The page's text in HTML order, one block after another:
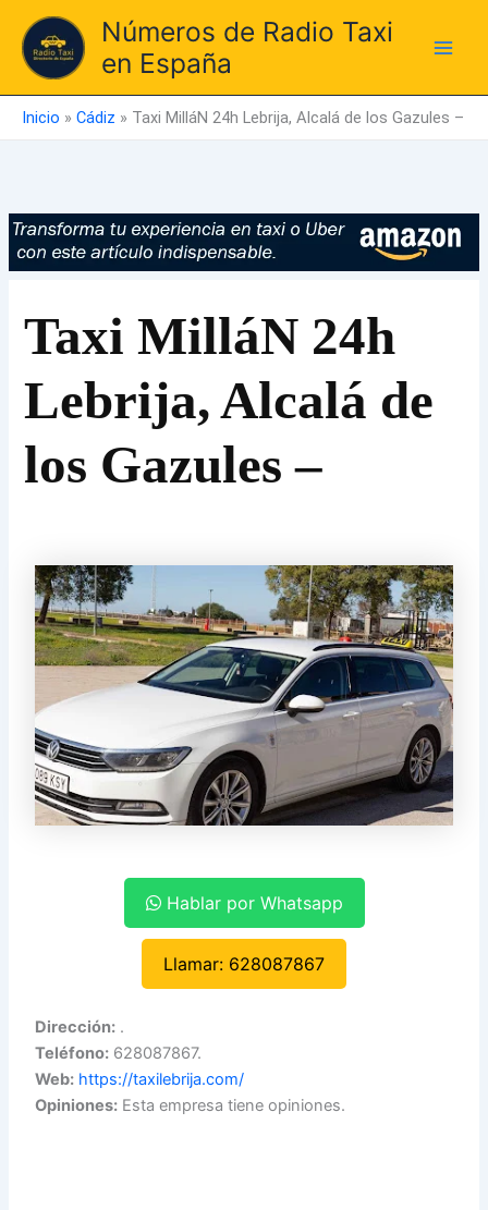
contenido
Números de Radio Taxi
en España
Inicio » Cádiz » Taxi MilláN 24h Lebrija, Alcalá de los Gazules –
Taxi MilláN 24h
Lebrija, Alcalá de
los Gazules –
Hablar por Whatsapp
Llamar: 628087867
Dirección: .
Teléfono: 628087867.
Web: https://taxilebrija.com/
Opiniones: Esta empresa tiene opiniones.